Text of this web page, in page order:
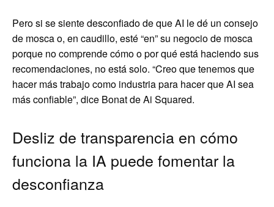
Pero si se siente desconfiado de que AI le dé un consejo
de mosca o, en caudillo, esté “en” su negocio de mosca
porque no comprende cómo o por qué está haciendo sus
recomendaciones, no está solo. “Creo que tenemos que
hacer más trabajo como industria para hacer que AI sea
más confiable”, dice Bonat de Ai Squared.
Desliz de transparencia en cómo
funciona la IA puede fomentar la
desconfianza